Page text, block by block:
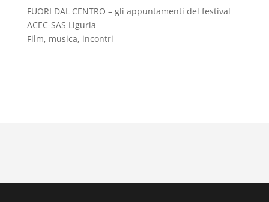
FUORI DAL CENTRO – gli appuntamenti del festival
ACEC-SAS Liguria
Film, musica, incontri